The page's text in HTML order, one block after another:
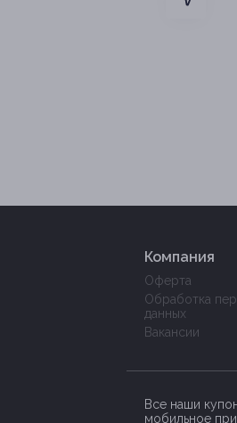
Компания
Оферта
Обработка
данных
Вакансии
Все наши
мобильное